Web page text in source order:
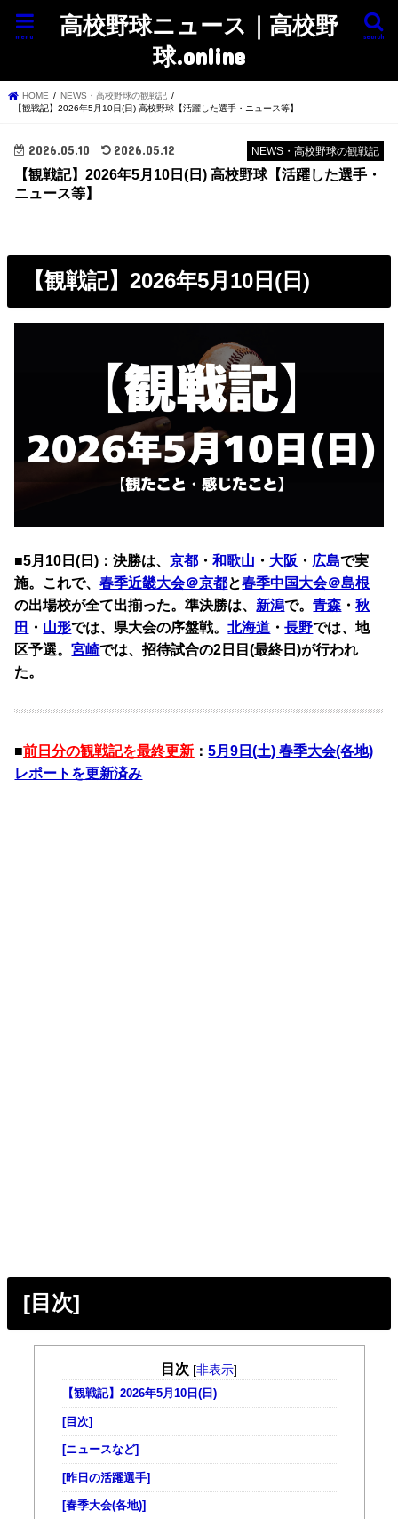
高校野球ニュース｜高校野
球.online
search
menu
HOME
NEWS・高校野球の観戦記
【観戦記】2026年5月10日(日) 高校野球【活躍した選手・ニュース等】
NEWS・高校野球の観戦記
2026.05.10 2026.05.12
【観戦記】2026年5月10日(日) 高校野球【活躍した選手・
ニュース等】
【観戦記】2026年5月10日(日)
■5月10日(日)：決勝は、京都 ・和歌山 ・ 大阪 ・ 広島で実
施。これで、春季近畿大会＠京都と春季中国大会＠島根
の出場校が全て出揃った。準決勝は、 新潟で。青森 ・秋
田 ・ 山形では、県大会の序盤戦。北海道 ・長野では、地
区予選。宮崎では、招待試合の2日目(最終日)が行われ
た。
■前日分の観戦記を最終更新 ：5月9日(土) 春季大会(各地)
レポートを更新済み
[目次]
目次 [非表示]
【観戦記】2026年5月10日(日)
[目次]
[ニュースなど]
[昨日の活躍選手]
[春季大会(各地)]